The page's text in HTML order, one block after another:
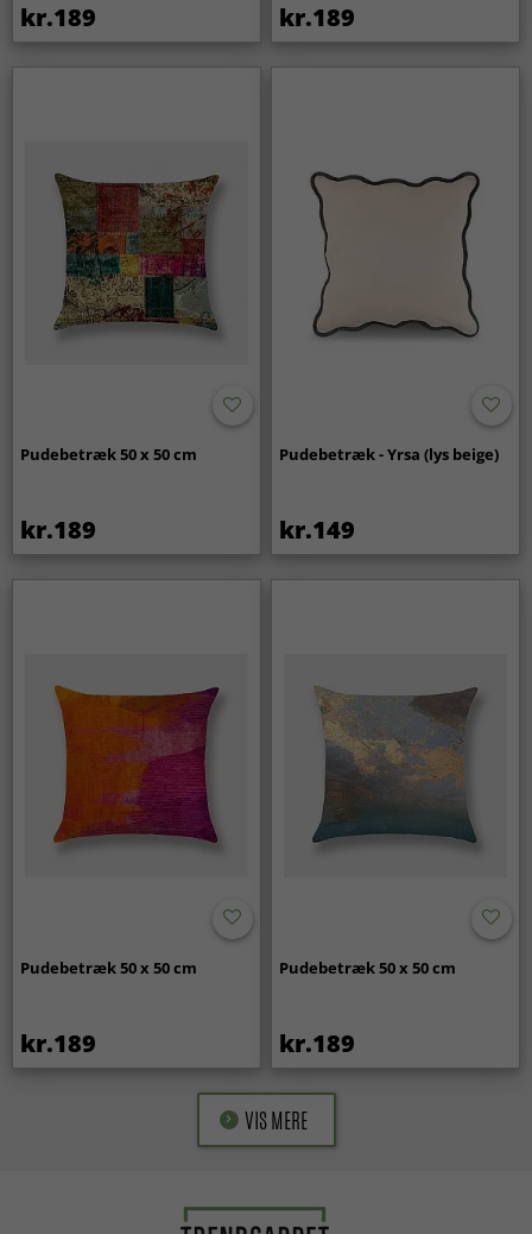
kr.189 kr.189
Pudebetræk 50 x 50 cm
kr.189
Pudebetræk - Yrsa (lys beige)
kr.149
Pudebetræk 50 x 50 cm
kr.189
Pudebetræk 50 x 50 cm
kr.189
VIS MERE